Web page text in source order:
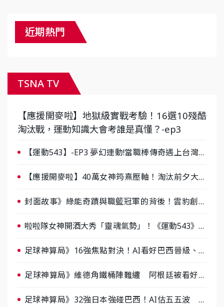
近期熱門
TSNA TV
【應援開麥啦】地獄級實戰考驗！16選10殘酷
淘汰戰，運動知識大會考誰是真懂？-ep3
【運動543】-EP3 夢幻連動!當職棒傳奇遇上台灣女
【應援開麥啦】40萬女神筠熹壓軸！淘汰前夕大混
封面故事》綠能奇蹟與職籃冠軍的背後！雲豹創辦
啦啦隊女神開酒大秀「靈魂氣勢」！《運動543》微
足球神算局》16強焦點對決！AI看好巴西晉級、數
足球神算局》維德角鐵桶陣難纏 阿根廷被看好下
足球神算局》32強日本強碰巴西！AI估五五波 牛